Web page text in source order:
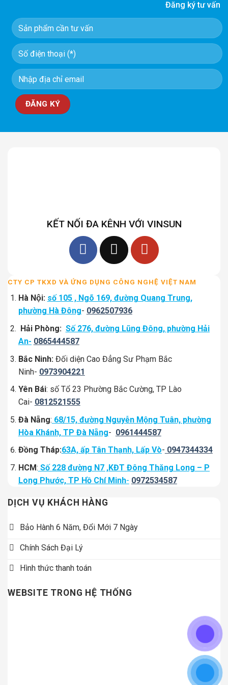
Đăng ký tư vấn
KẾT NỐI ĐA KÊNH VỚI VINSUN
CTY CP TKXD VÀ ỨNG DỤNG CÔNG NGHỆ VIỆT NAM
Hà Nội: số 105 , Ngõ 169, đường Quang Trung,
phường Hà Đông- 0962507936
Hải Phòng: Số 276, đường Lũng Đông, phường Hải
An- 0865444587
Bắc Ninh: Đối diện Cao Đẳng Sư Phạm Bắc
Ninh- 0973904221
Yên Bái: số Tổ 23 Phường Bắc Cường, TP Lào
Cai- 0812521555
Đà Nẵng: 68/15, đường Nguyễn Mộng Tuân, phường
Hòa Khánh, TP Đà Nẵng- 0961444587
Đồng Tháp:63A, ấp Tân Thạnh, Lấp Vò- 0947344334
HCM: Số 228 đường N7 ,KĐT Đông Thăng Long – P
Long Phước, TP Hồ Chí Minh- 0972534587
DỊCH VỤ KHÁCH HÀNG
Bảo Hành 6 Năm, Đổi Mới 7 Ngày
Chính Sách Đại Lý
Hình thức thanh toán
WEBSITE TRONG HỆ THỐNG